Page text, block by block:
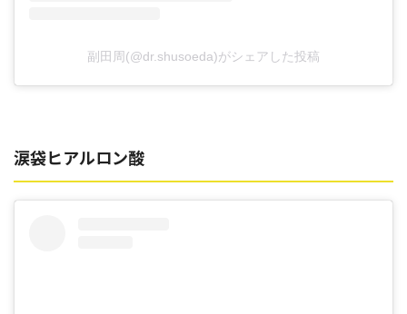
副田周(@dr.shusoeda)がシェアした投稿
涙袋ヒアルロン酸